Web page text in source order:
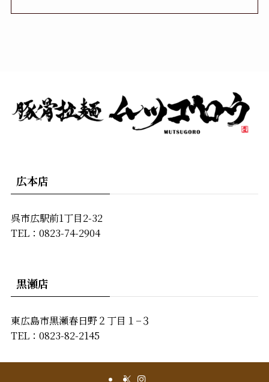
広本店
呉市広駅前1丁目2-32
TEL：0823-74-2904
黒瀬店
東広島市黒瀬春日野２丁目１−３
TEL：0823-82-2145